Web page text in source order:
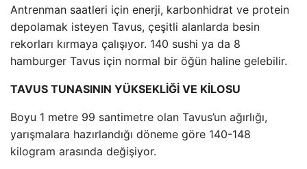
Antrenman saatleri için enerji, karbonhidrat ve protein
depolamak isteyen Tavus, çeşitli alanlarda besin
rekorları kırmaya çalışıyor. 140 sushi ya da 8
hamburger Tavus için normal bir öğün haline gelebilir.
TAVUS TUNASININ YÜKSEKLİĞİ VE KİLOSU
Boyu 1 metre 99 santimetre olan Tavus’un ağırlığı,
yarışmalara hazırlandığı döneme göre 140-148
kilogram arasında değişiyor.